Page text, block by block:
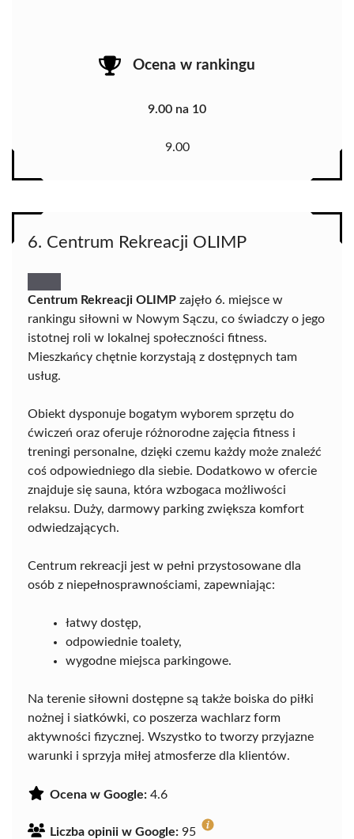
Ocena w rankingu
9.00 na 10
9.00
6. Centrum Rekreacji OLIMP
Centrum Rekreacji OLIMP zajęło 6. miejsce w
rankingu siłowni w Nowym Sączu, co świadczy o jego
istotnej roli w lokalnej społeczności fitness.
Mieszkańcy chętnie korzystają z dostępnych tam
usług.
Obiekt dysponuje bogatym wyborem sprzętu do
ćwiczeń oraz oferuje różnorodne zajęcia fitness i
treningi personalne, dzięki czemu każdy może znaleźć
coś odpowiedniego dla siebie. Dodatkowo w ofercie
znajduje się sauna, która wzbogaca możliwości
relaksu. Duży, darmowy parking zwiększa komfort
odwiedzających.
Centrum rekreacji jest w pełni przystosowane dla
osób z niepełnosprawnościami, zapewniając:
łatwy dostęp,
odpowiednie toalety,
wygodne miejsca parkingowe.
Na terenie siłowni dostępne są także boiska do piłki
nożnej i siatkówki, co poszerza wachlarz form
aktywności fizycznej. Wszystko to tworzy przyjazne
warunki i sprzyja miłej atmosferze dla klientów.
Ocena w Google: 4.6
Liczba opinii w Google: 95